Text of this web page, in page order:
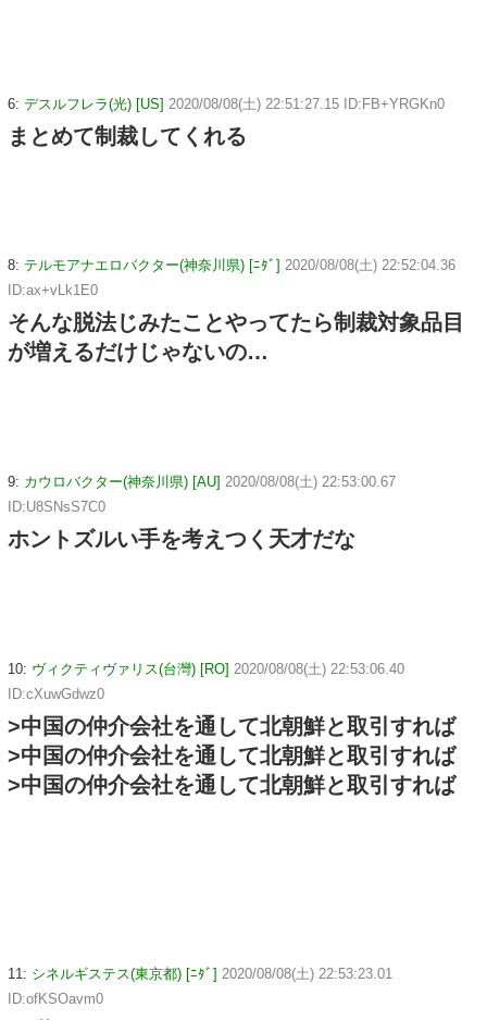
6: デスルフレラ(光) [US] 2020/08/08(土) 22:51:27.15 ID:FB+YRGKn0
まとめて制裁してくれる
8: テルモアナエロバクター(神奈川県) [ﾆﾀﾞ] 2020/08/08(土) 22:52:04.36
ID:ax+vLk1E0
そんな脱法じみたことやってたら制裁対象品目
が増えるだけじゃないの…
9: カウロバクター(神奈川県) [AU] 2020/08/08(土) 22:53:00.67
ID:U8SNsS7C0
ホントズルい手を考えつく天才だな
10: ヴィクティヴァリス(台灣) [RO] 2020/08/08(土) 22:53:06.40
ID:cXuwGdwz0
>中国の仲介会社を通して北朝鮮と取引すれば
>中国の仲介会社を通して北朝鮮と取引すれば
>中国の仲介会社を通して北朝鮮と取引すれば
11: シネルギステス(東京都) [ﾆﾀﾞ] 2020/08/08(土) 22:53:23.01
ID:ofKSOavm0